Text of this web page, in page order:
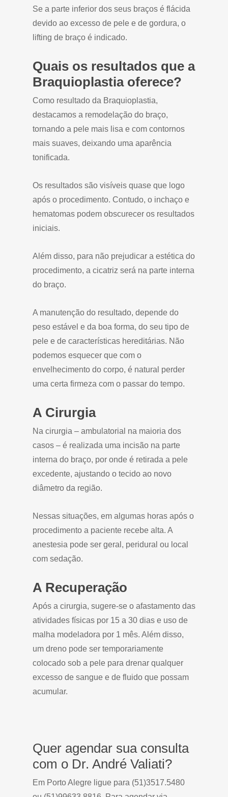
Se a parte inferior dos seus braços é flácida
devido ao excesso de pele e de gordura, o
lifting de braço é indicado.
Quais os resultados que a
Braquioplastia oferece?
Como resultado da Braquioplastia,
destacamos a remodelação do braço,
tornando a pele mais lisa e com contornos
mais suaves, deixando uma aparência
tonificada.
Os resultados são visíveis quase que logo
após o procedimento. Contudo, o inchaço e
hematomas podem obscurecer os resultados
iniciais.
Além disso, para não prejudicar a estética do
procedimento, a cicatriz será na parte interna
do braço.
A manutenção do resultado, depende do
peso estável e da boa forma, do seu tipo de
pele e de características hereditárias. Não
podemos esquecer que com o
envelhecimento do corpo, é natural perder
uma certa firmeza com o passar do tempo.
A Cirurgia
Na cirurgia – ambulatorial na maioria dos
casos – é realizada uma incisão na parte
interna do braço, por onde é retirada a pele
excedente, ajustando o tecido ao novo
diâmetro da região.
Nessas situações, em algumas horas após o
procedimento a paciente recebe alta. A
anestesia pode ser geral, peridural ou local
com sedação.
A Recuperação
Após a cirurgia, sugere-se o afastamento das
atividades físicas por 15 a 30 dias e uso de
malha modeladora por 1 mês. Além disso,
um dreno pode ser temporariamente
colocado sob a pele para drenar qualquer
excesso de sangue e de fluido que possam
acumular.
Quer agendar sua consulta
com o Dr. André Valiati?
Em Porto Alegre ligue para (51)3517.5480